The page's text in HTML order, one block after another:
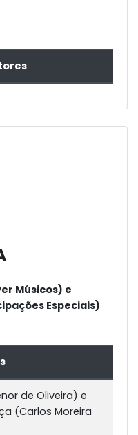
Músicos) e
Especiais)
de Oliveira) e
(Carlos Moreira